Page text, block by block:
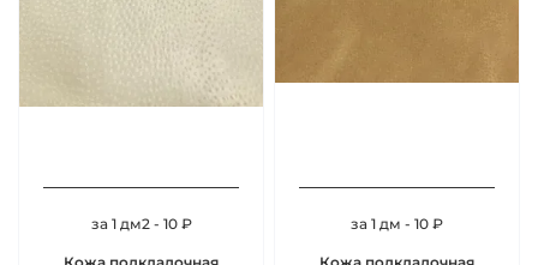
за 1 дм2 - 10 ₽ за 1 дм - 10 ₽